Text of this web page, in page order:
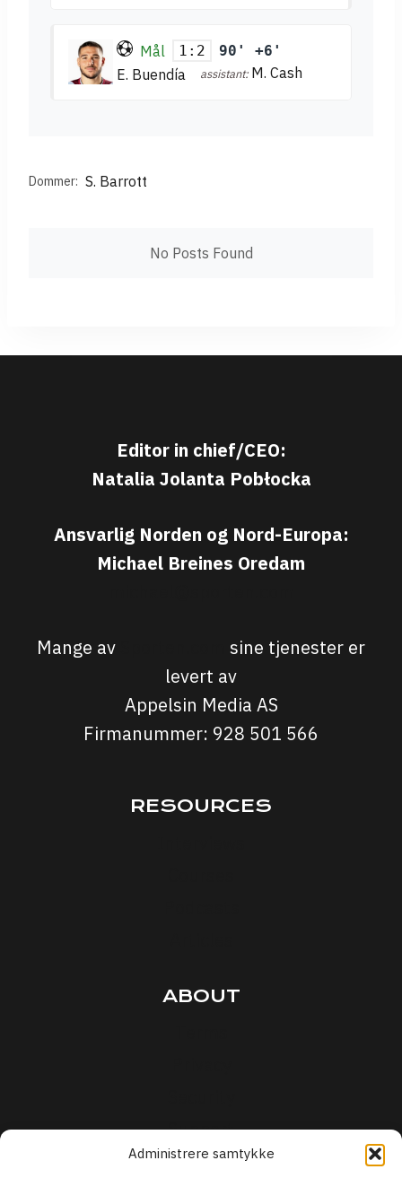
Administrere samtykke
Mål 1:2 90' +6'
E. Buendía assistant: M. Cash
Dommer: S. Barrott
No Posts Found
Editor in chief/CEO:
Natalia Jolanta Pobłocka
Ansvarlig Norden og Nord-Europa:
Michael Breines Oredam
Mange av
sine tjenester er
levert av
Appelsin Media AS
Firmanummer: 928 501 566
RESOURCES
ABOUT
Support